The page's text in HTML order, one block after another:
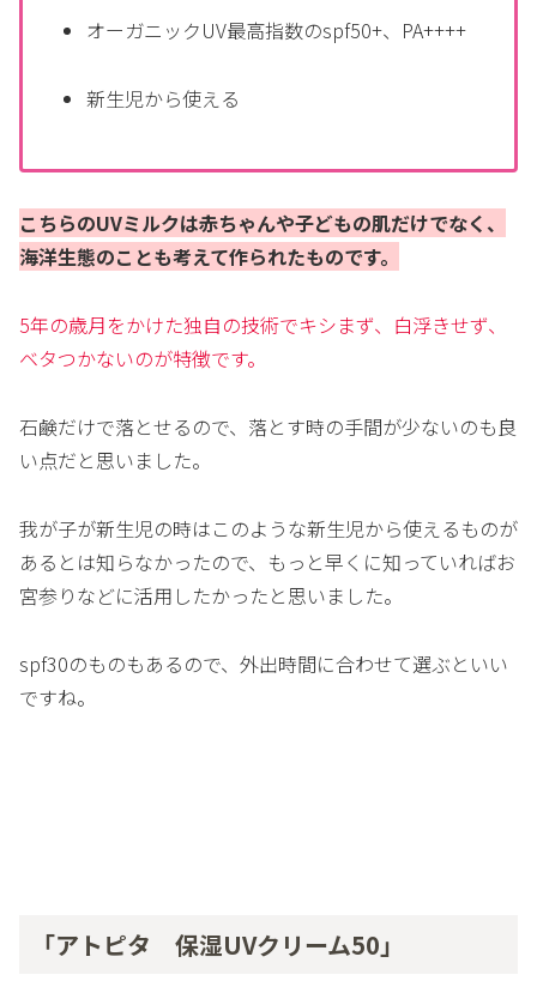
オーガニックUV最高指数のspf50+、PA++++
新生児から使える
こちらのUVミルクは赤ちゃんや子どもの肌だけでなく、
海洋生態のことも考えて作られたものです。
5年の歳月をかけた独自の技術でキシまず、白浮きせず、
ベタつかないのが特徴です。
石鹸だけで落とせるので、落とす時の手間が少ないのも良
い点だと思いました。
我が子が新生児の時はこのような新生児から使えるものが
あるとは知らなかったので、もっと早くに知っていればお
宮参りなどに活用したかったと思いました。
spf30のものもあるので、外出時間に合わせて選ぶといい
ですね。
「アトピタ 保湿UVクリーム50」